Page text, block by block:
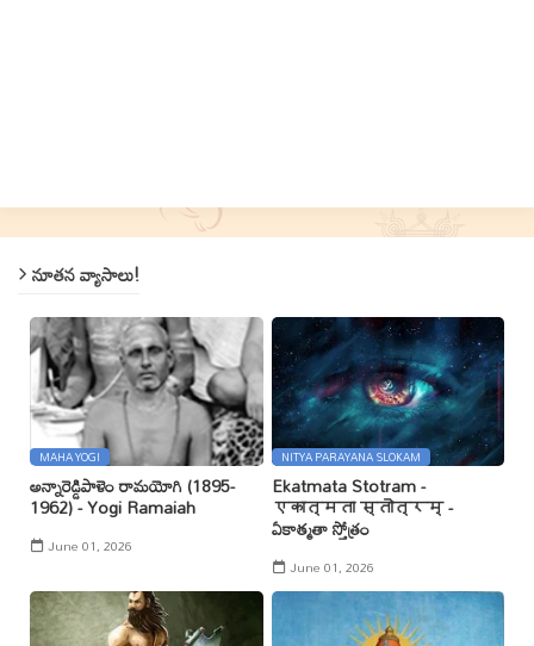
నూతన వ్యాసాలు!
MAHA YOGI
అన్నారెడ్డిపాళెం రామయోగి (1895-
1962) - Yogi Ramaiah
June 01, 2026
NITYA PARAYANA SLOKAM
Ekatmata Stotram -
एकात्मता स्तोत्रम् -
ఏకాత్మతా స్తోత్రం
June 01, 2026